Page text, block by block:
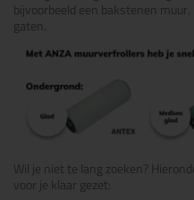
bijvoorbeeld een bakstenen
gaten.
Wil je niet te lang zoeken?
voor je klaar gezet: